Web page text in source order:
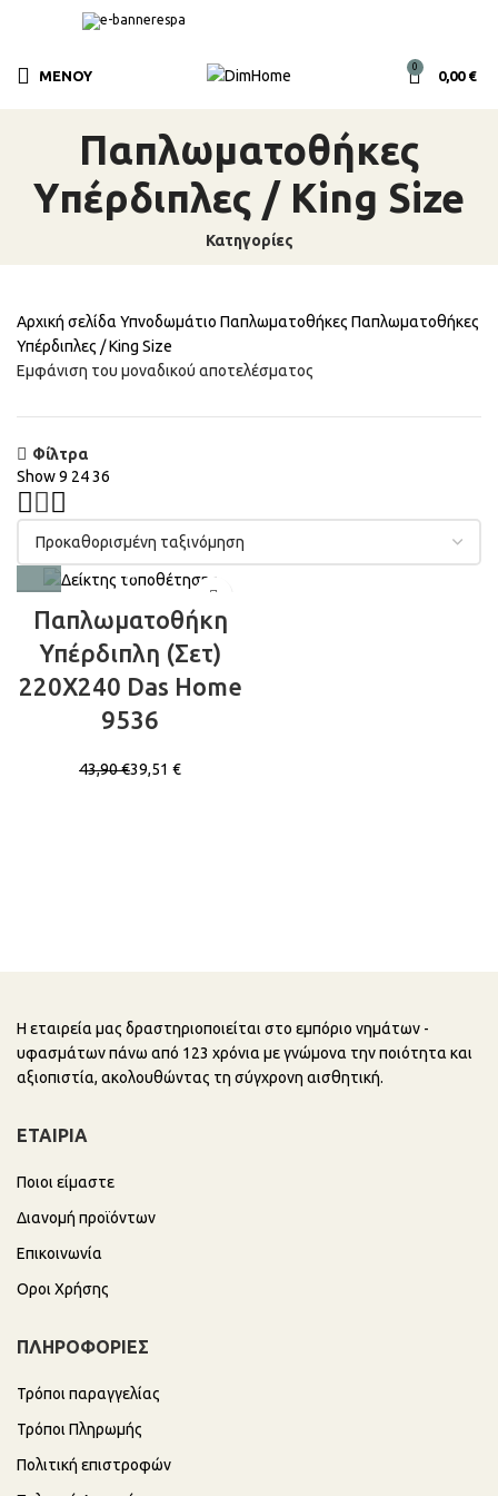
ΜΕΝΟΎ
0
0,00 €
Παπλωματοθήκες
Υπέρδιπλες / King Size
Κατηγορίες
Αρχική σελίδαΥπνοδωμάτιο Παπλωματοθήκες Παπλωματοθήκες
Υπέρδιπλες / King Size
Εμφάνιση του μοναδικού αποτελέσματος
Φίλτρα
Show9 2436
Παπλωματοθήκη
Υπέρδιπλη (Σετ)
220X240 Das Home
9536
43,90€39,51 €
Η εταιρεία μας δραστηριοποιείται στο εμπόριο νημάτων -
υφασμάτων πάνω από 123 χρόνια με γνώμονα την ποιότητα και
αξιοπιστία, ακολουθώντας τη σύγχρονη αισθητική.
ΕΤΑΙΡΙΑ
Ποιοι είμαστε
Διανομή προϊόντων
Επικοινωνία
Οροι Χρήσης
ΠΛΗΡΟΦΟΡΙΕΣ
Τρόποι παραγγελίας
Τρόποι Πληρωμής
Πολιτική επιστροφών